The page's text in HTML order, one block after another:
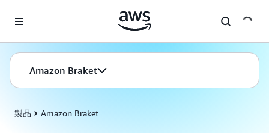
Amazon Braket
製品 Amazon Braket